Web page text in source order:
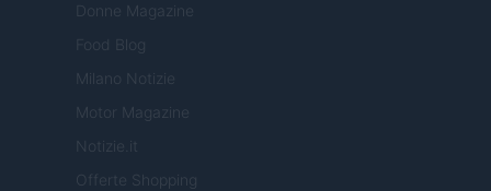
Donne Magazine
Food Blog
Milano Notizie
Motor Magazine
Notizie.it
Offerte Shopping